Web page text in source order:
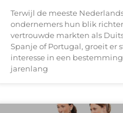
Terwijl de meeste
ondernemers hun blik
vertrouwde markten als
Spanje of Portugal, groeit er
interesse in een
jarenlang